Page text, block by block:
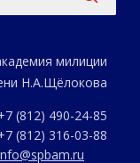
милиции
Н.А.Щёлокова
(812) 490-24-85
(812) 316-03-88